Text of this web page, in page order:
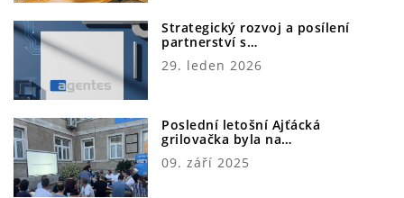
Strategický rozvoj a posílení
partnerství s…
29. leden 2026
Poslední letošní Ajťácká
grilovačka byla na…
09. září 2025